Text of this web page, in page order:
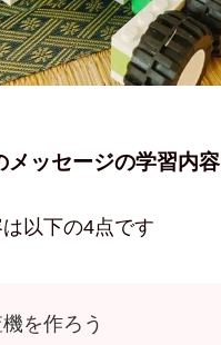
メッセージの学習内容
以下の4点です
を作ろう